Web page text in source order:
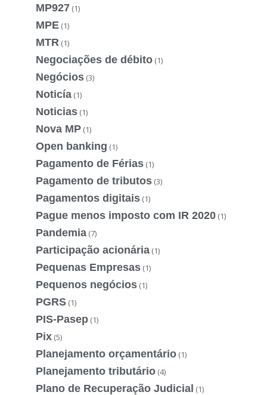
MP927 (1)
MPE (1)
MTR (1)
Negociações de débito (1)
Negócios (3)
Noticía (1)
Noticias (1)
Nova MP (1)
Open banking (1)
Pagamento de Férias (1)
Pagamento de tributos (3)
Pagamentos digitais (1)
Pague menos imposto com IR 2020 (1)
Pandemia (7)
Participação acionária (1)
Pequenas Empresas (1)
Pequenos negócios (1)
PGRS (1)
PIS-Pasep (1)
Pix (5)
Planejamento orçamentário (1)
Planejamento tributário (4)
Plano de Recuperação Judicial (1)